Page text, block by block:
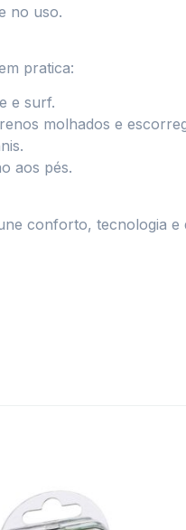
no uso.
pratica:
e surf.
molhados e
aos pés.
conforto, tecnologia